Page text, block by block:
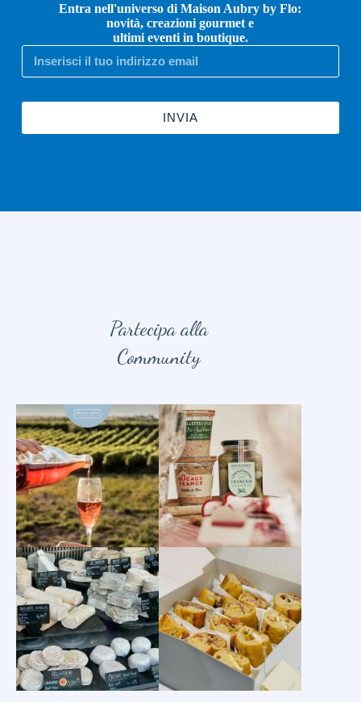
Entra nell'universo di Maison Aubry by Flo:
novità, creazioni gourmet e
ultimi eventi in boutique.
INVIA
Partecipa alla
Community